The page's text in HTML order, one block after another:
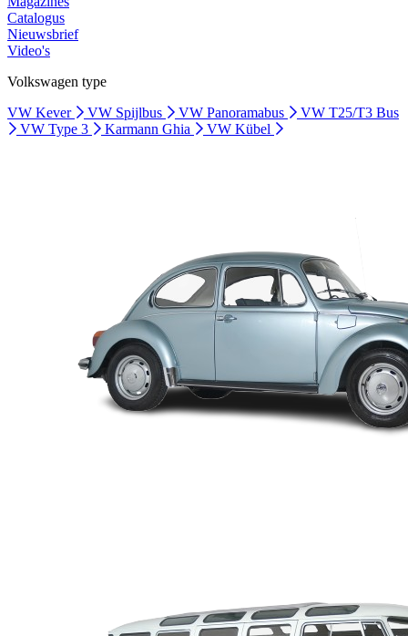
Catalogus
Nieuwsbrief
Video's
Volkswagen type
VW Kever
VW Spijlbus VW Panoramabus
VW T25/T3 Bus
VW Type 3
Karmann Ghia VW Kübel